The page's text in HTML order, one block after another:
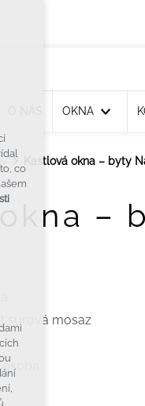
OKNA
Kastlová okna – byty
–
surová mosaz
co